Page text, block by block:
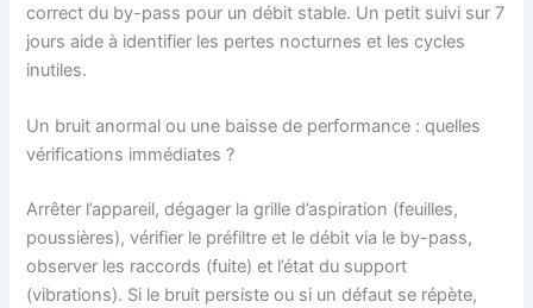
correct du by-pass pour un débit stable. Un petit suivi sur 7
jours aide à identifier les pertes nocturnes et les cycles
inutiles.
Un bruit anormal ou une baisse de performance : quelles
vérifications immédiates ?
Arrêter l’appareil, dégager la grille d’aspiration (feuilles,
poussières), vérifier le préfiltre et le débit via le by-pass,
observer les raccords (fuite) et l’état du support
(vibrations). Si le bruit persiste ou si un défaut se répète,